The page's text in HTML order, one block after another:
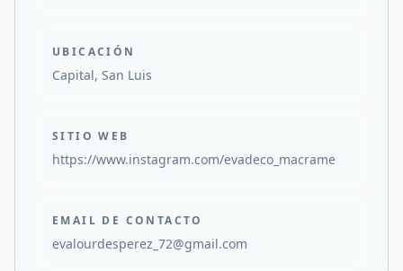
UBICACIÓN
Capital, San Luis
SITIO WEB
https://www.instagram.com/evadeco_macrame
EMAIL DE CONTACTO
evalourdesperez_72@gmail.com